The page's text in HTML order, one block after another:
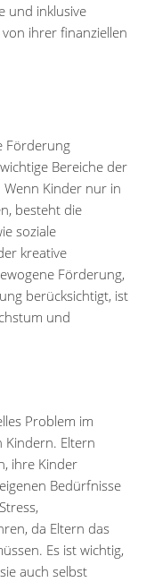
und inklusive
ihrer finanziellen
Förderung
Bereiche der
Wenn Kinder nur in
besteht die
soziale
kreative
Förderung,
berücksichtigt, ist
und
Problem im
Eltern
ihre Kinder
Bedürfnisse
da Eltern das
Es ist wichtig,
auch selbst